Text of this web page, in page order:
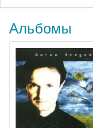
Альбомы